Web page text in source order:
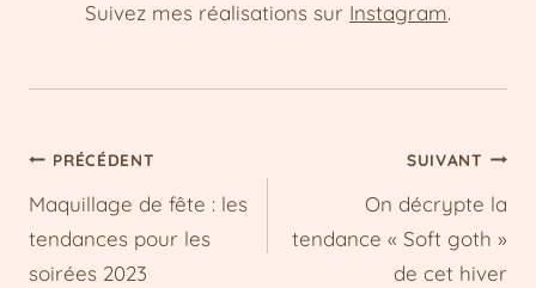
Suivez mes réalisations sur Instagram.
Navigation
de
l’article
PRÉCÉDENT
Maquillage de fête : les
tendances pour les
soirées 2023
SUIVANT
On décrypte la
tendance « Soft goth »
de cet hiver